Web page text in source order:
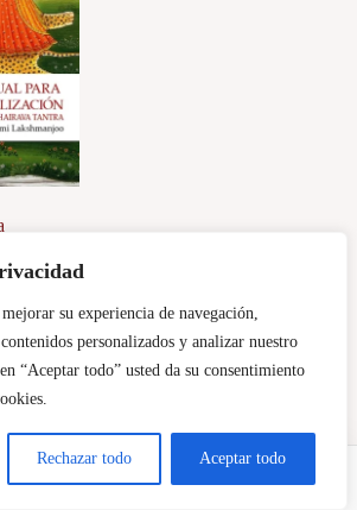
su experiencia de navegación,
personalizados y analizar nuestro
“Aceptar todo” usted da su consentimiento
Rechazar todo Aceptar todo
del